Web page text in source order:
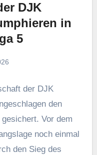
DJK
in
5
der DJK
den
Vor dem
noch einmal
den Sieg des